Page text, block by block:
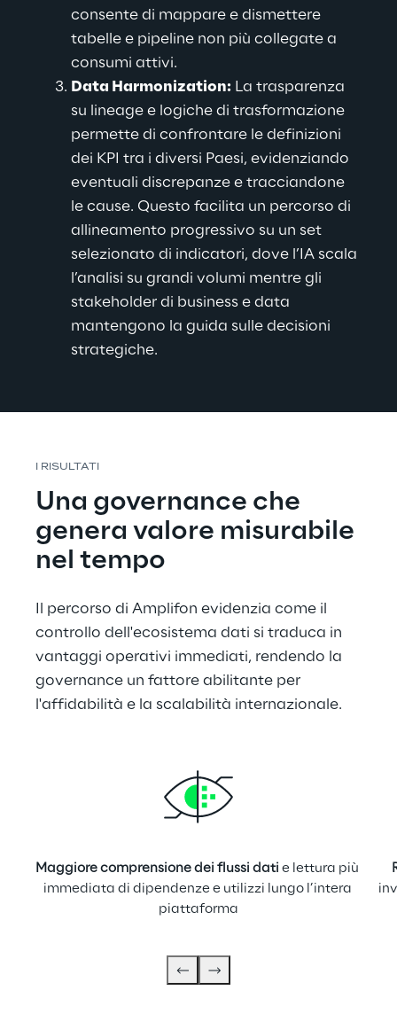
consente di mappare e dismettere
tabelle e pipeline non più collegate a
consumi attivi.
Data Harmonization: La trasparenza
su lineage e logiche di trasformazione
permette di confrontare le definizioni
dei KPI tra i diversi Paesi, evidenziando
eventuali discrepanze e tracciandone
le cause. Questo facilita un percorso di
allineamento progressivo su un set
selezionato di indicatori, dove l’IA scala
l’analisi su grandi volumi mentre gli
stakeholder di business e data
mantengono la guida sulle decisioni
strategiche.
I RISULTATI
Una governance che
genera valore misurabile
nel tempo
Il percorso di Amplifon evidenzia come il
controllo dell'ecosistema dati si traduca in
vantaggi operativi immediati, rendendo la
governance un fattore abilitante per
l'affidabilità e la scalabilità internazionale.
Maggiore comprensione dei flussi dati e lettura più
immediata di dipendenze e utilizzi lungo l’intera
piattaforma